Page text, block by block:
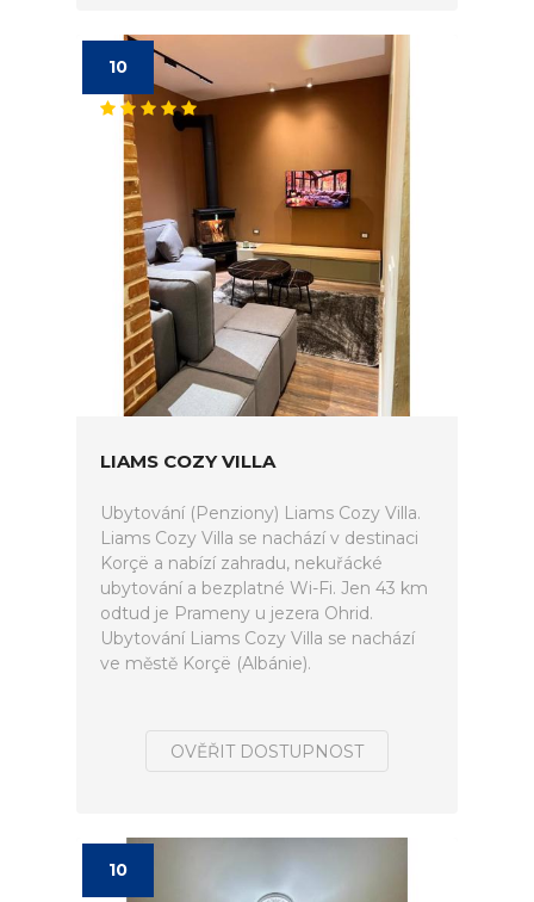
10
LIAMS COZY VILLA
Ubytování (Penziony) Liams Cozy Villa.
Liams Cozy Villa se nachází v destinaci
Korçë a nabízí zahradu, nekuřácké
ubytování a bezplatné Wi-Fi. Jen 43 km
odtud je Prameny u jezera Ohrid.
Ubytování Liams Cozy Villa se nachází
ve městě Korçë (Albánie).
OVĚŘIT DOSTUPNOST
10